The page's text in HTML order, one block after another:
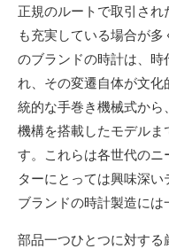
正規のルートで取引さ
も充実している場合が
のブランドの時計は、
れ、その変遷自体が文
統的な手巻き機械式か
機構を搭載したモデルま
す。これらは各世代の
ターにとっては興味深
ブランドの時計製造には
部品一つひとつに対す